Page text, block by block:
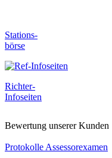
Stations-
börse
Richter-
Infoseiten
Bewertung unserer Kunden
Protokolle Assessorexamen